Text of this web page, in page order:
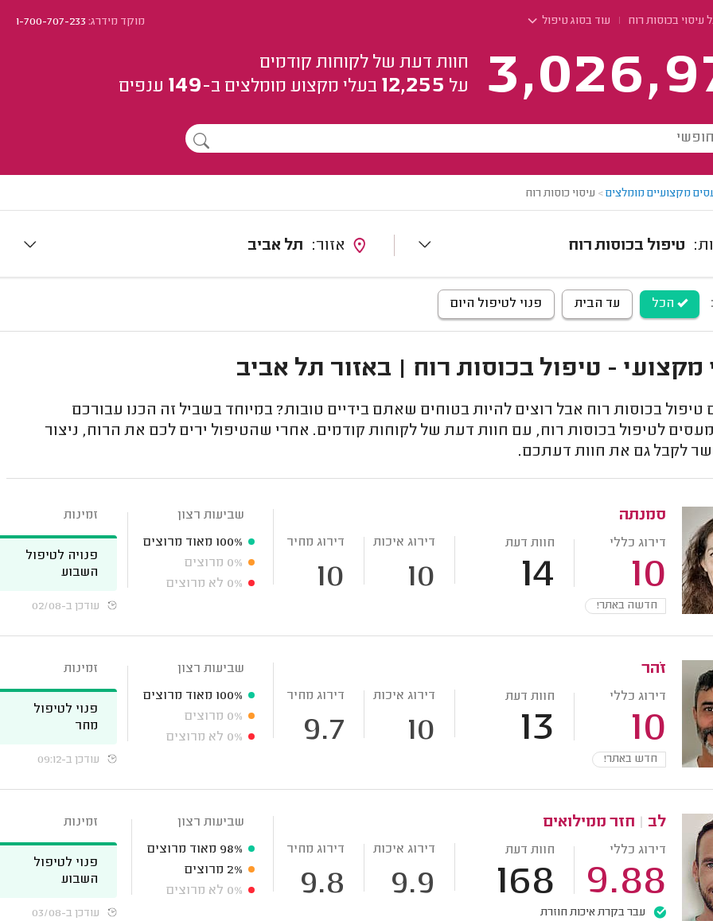
עיסוי בכוסות רוח עוד בסוג טיפול מוקד מידרג:1-700-707-233
חוות דעת של לקוחות קודמים
על 12,255 בעלי מקצוע מומלצים ב-149 ענפים
מקצועיים מומלצים> עיסוי כוסות רוח
טיפול בכוסות רוח תל אביב
הכל עד הבית פנוי לטיפול היום
מקצועי - טיפול בכוסות רוח | באזור תל אביב
בכוסות רוח אבל רוצים להיות בטוחים שאתם בידיים טובות? במיוחד בשביל זה הכנו עבורכם
לטיפול בכוסות רוח, עם חוות דעת של לקוחות קודמים. אחרי שהטיפול ירים לכם את הרוח, ניצור
לקבל גם את חוות דעתכם.
סמנתה
דירוג כללי
10
חוות דעת
14
דירוג איכות
10
דירוג מחיר
10
חדשה באתר!
שביעות רצון
100% מאוד מרוצים
0% מרוצים
0% לא מרוצים
זמינות
פנויה לטיפול
השבוע
עודכן ב-02/08
זֹהר
דירוג כללי
10
חוות דעת
13
דירוג איכות
10
דירוג מחיר
9.7
חדש באתר!
שביעות רצון
100% מאוד מרוצים
0% מרוצים
0% לא מרוצים
זמינות
פנוי לטיפול
מחר
עודכן ב-09:12
לב חזר ממילואים
דירוג כללי
9.88
חוות דעת
168
דירוג איכות
9.9
דירוג מחיר
9.8
עבר בקרת איכות חוזרת
שביעות רצון
98% מאוד מרוצים
2% מרוצים
0% לא מרוצים
זמינות
פנוי לטיפול
השבוע
עודכן ב-03/08